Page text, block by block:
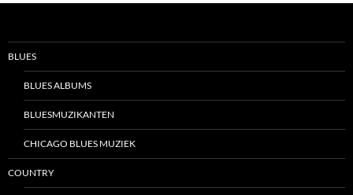
BLUES
BLUES ALBUMS
BLUESMUZIKANTEN
CHICAGO BLUES MUZIEK
COUNTRY